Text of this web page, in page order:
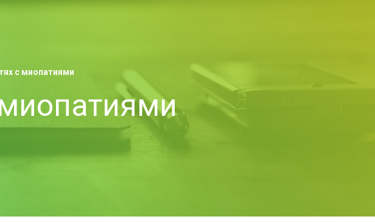
с миопатиями